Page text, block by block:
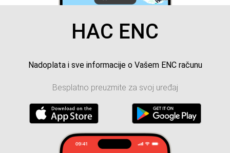
HAC ENC
Nadoplata i sve informacije o Vašem ENC računu
Besplatno preuzmite za svoj uređaj